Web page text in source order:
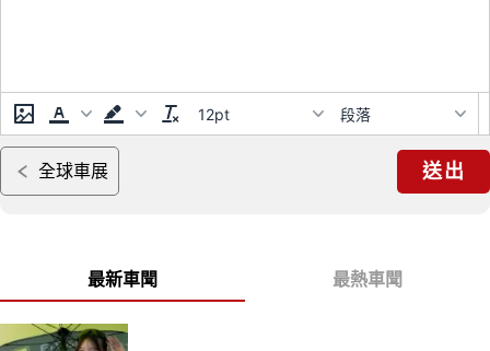
12pt 段落
全球車展 送出
最新車聞 最熱車聞